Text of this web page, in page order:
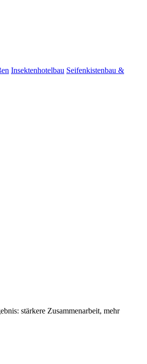
Insektenhotelbau Seifenkistenbau &
stärkere Zusammenarbeit, mehr